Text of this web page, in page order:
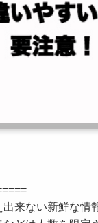
来ない新鮮な情